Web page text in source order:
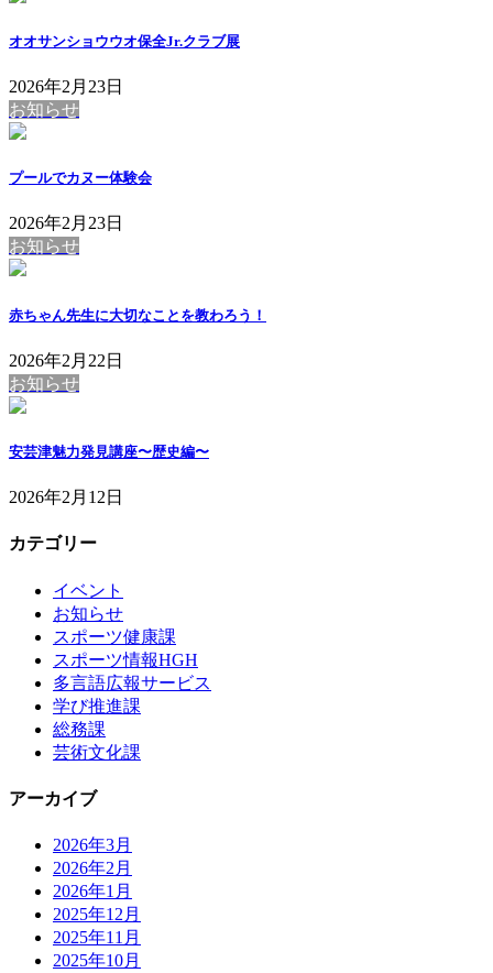
オオサンショウウオ保全Jr.クラブ展
2026年2月23日
お知らせ
プールでカヌー体験会
2026年2月23日
お知らせ
赤ちゃん先生に大切なことを教わろう！
2026年2月22日
お知らせ
安芸津魅力発見講座〜歴史編〜
2026年2月12日
カテゴリー
イベント
お知らせ
スポーツ健康課
スポーツ情報HGH
多言語広報サービス
学び推進課
総務課
芸術文化課
アーカイブ
2026年3月
2026年2月
2026年1月
2025年12月
2025年11月
2025年10月